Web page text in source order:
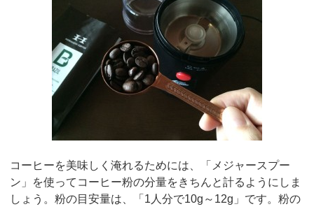
コーヒーを美味しく淹れるためには、「メジャースプー
ン」を使ってコーヒー粉の分量をきちんと計るようにしま
しょう。粉の目安量は、「1人分で10g～12g」です。粉の